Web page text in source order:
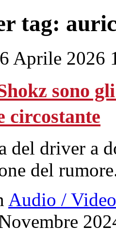
tag:
Aprile 2026
sono
circostante
del driver a
del
Audio / Video